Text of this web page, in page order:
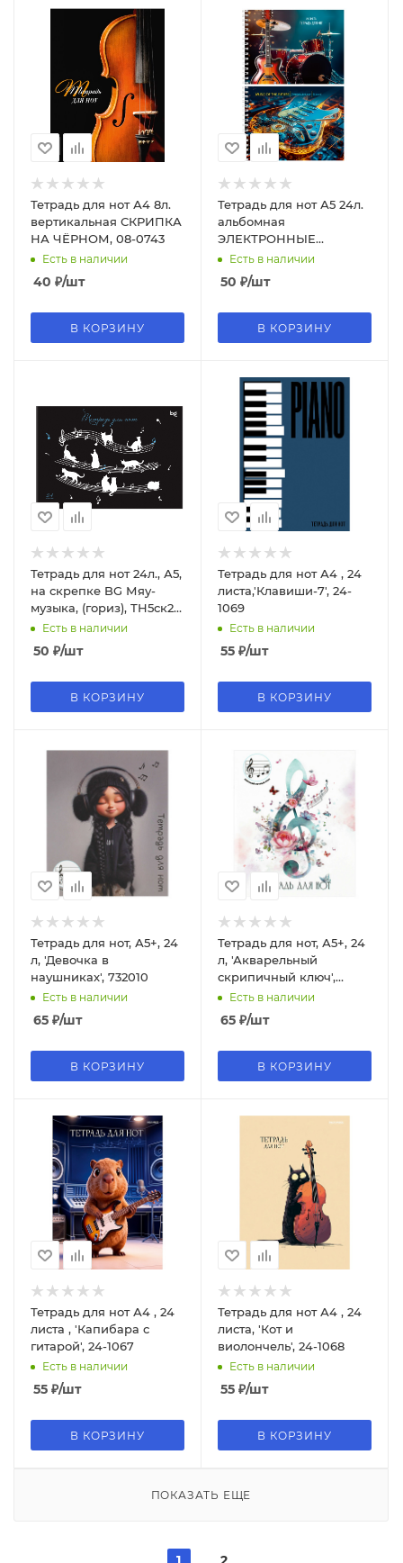
Тетрадь для нот А4 8л.
вертикальная СКРИПКА
НА ЧЁРНОМ, 08-0743
Есть в наличии
40 ₽/шт
В КОРЗИНУ
Тетрадь для нот А5 24л.
альбомная
ЭЛЕКТРОННЫЕ
ИНСТРУМЕНТЫ, 24-1028
Есть в наличии
50 ₽/шт
В КОРЗИНУ
Тетрадь для нот 24л., А5,
на скрепке BG Мяу-
музыка, (гориз), ТН5ск24
57829
Есть в наличии
50 ₽/шт
В КОРЗИНУ
Тетрадь для нот А4 , 24
листа,'Клавиши-7', 24-
1069
Есть в наличии
55 ₽/шт
В КОРЗИНУ
Тетрадь для нот, А5+, 24
л, 'Девочка в
наушниках', 732010
Есть в наличии
65 ₽/шт
В КОРЗИНУ
Тетрадь для нот, А5+, 24
л, 'Акварельный
скрипичный ключ',
73208
Есть в наличии
65 ₽/шт
В КОРЗИНУ
Тетрадь для нот А4 , 24
листа , 'Капибара с
гитарой', 24-1067
Есть в наличии
55 ₽/шт
В КОРЗИНУ
Тетрадь для нот А4 , 24
листа, 'Кот и
виолончель', 24-1068
Есть в наличии
55 ₽/шт
В КОРЗИНУ
ПОКАЗАТЬ ЕЩЕ